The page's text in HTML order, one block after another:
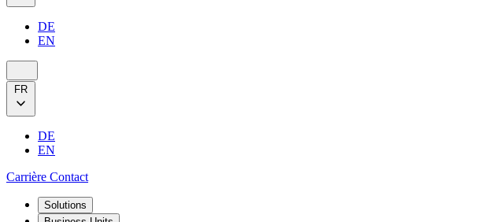
DE
EN
FR
DE
EN
Carrière Contact
Solutions